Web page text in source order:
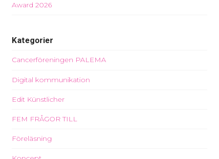
Award 2026
Kategorier
Cancerföreningen PALEMA
Digital kommunikation
Edit Künstlicher
FEM FRÅGOR TILL
Föreläsning